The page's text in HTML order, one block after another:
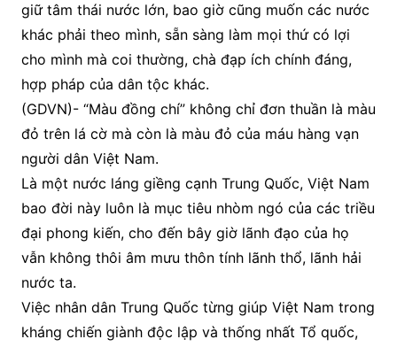
giữ tâm thái nước lớn, bao giờ cũng muốn các nước
khác phải theo mình, sẵn sàng làm mọi thứ có lợi
cho mình mà coi thường, chà đạp ích chính đáng,
hợp pháp của dân tộc khác.
(GDVN)- “Màu đồng chí” không chỉ đơn thuần là màu
đỏ trên lá cờ mà còn là màu đỏ của máu hàng vạn
người dân Việt Nam.
Là một nước láng giềng cạnh Trung Quốc, Việt Nam
bao đời này luôn là mục tiêu nhòm ngó của các triều
đại phong kiến, cho đến bây giờ lãnh đạo của họ
vẫn không thôi âm mưu thôn tính lãnh thổ, lãnh hải
nước ta.
Việc nhân dân Trung Quốc từng giúp Việt Nam trong
kháng chiến giành độc lập và thống nhất Tổ quốc,